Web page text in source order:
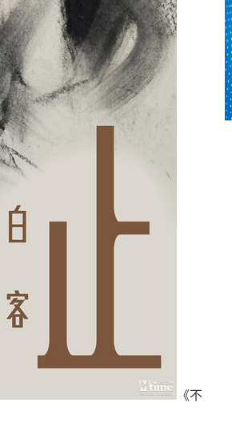
《不